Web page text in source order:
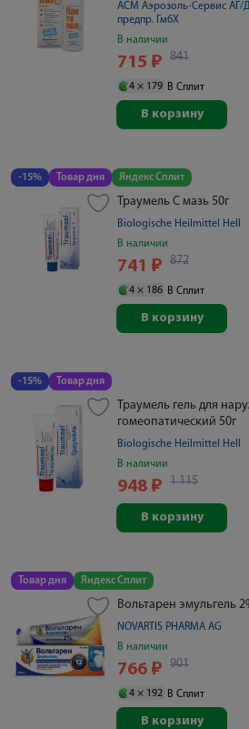
АСМ Аэрозоль-Сервис АГ/
предпр. ГмбХ
В наличии
715 ₽ 841
4 × 179 В Сплит
В корзину
-15% Товар дня Яндекс Сплит
Траумель С мазь 50г
Biologische Heilmittel Hell
В наличии
741 ₽ 872
4 × 186 В Сплит
В корзину
-15% Товар дня
Траумель гель для
гомеопатический 50г
Biologische Heilmittel Hell
В наличии
948 ₽ 1 115
В корзину
Товар дня Яндекс Сплит
Вольтарен эмульгель
NOVARTIS PHARMA AG
В наличии
766 ₽ 901
4 × 192 В Сплит
В корзину